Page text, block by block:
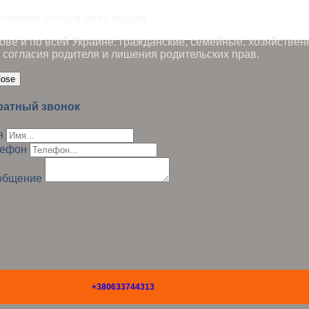
и по всей Украине: гражданские, семейные,
родителя и лишения родительских прав.
звонок
+380633744313